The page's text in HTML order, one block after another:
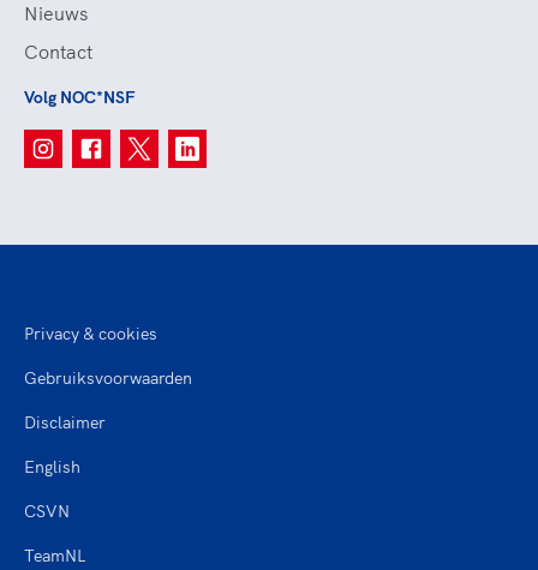
Nieuws
Contact
Volg NOC*NSF
Privacy & cookies
Gebruiksvoorwaarden
Disclaimer
English
CSVN
TeamNL